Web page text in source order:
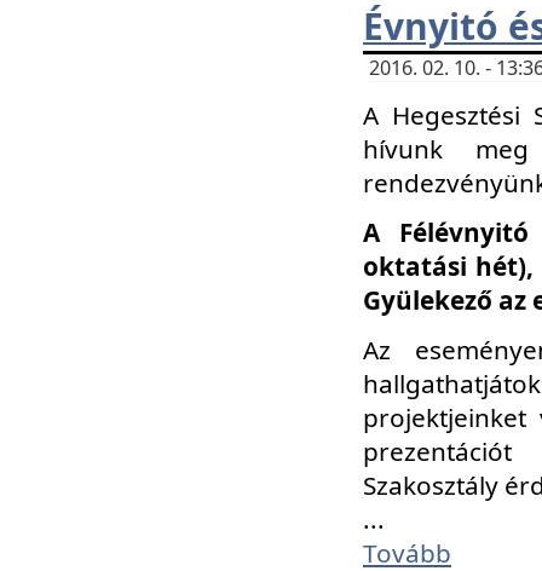
Évnyitó
2016. 02. 10. -
A Hegesztési
hívunk
A
oktatási hét),
Gyülekező az
Az
Szakosztály
...
Tovább